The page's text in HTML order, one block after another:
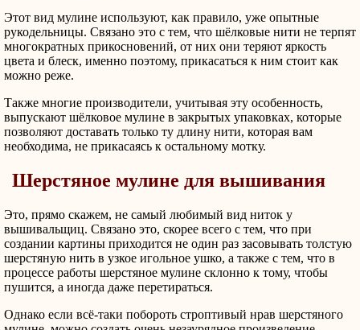
Этот вид мулине используют, как правило, уже опытные
рукодельницы. Связано это с тем, что шёлковые нити не терпят
многократных прикосновений, от них они теряют яркость
цвета и блеск, именно поэтому, прикасаться к ним стоит как
можно реже.
Также многие производители, учитывая эту особенность,
выпускают шёлковое мулине в закрытых упаковках, которые
позволяют доставать только ту длину нити, которая вам
необходима, не прикасаясь к остальному мотку.
Шерстяное мулине для вышивания
Это, прямо скажем, не самый любимый вид ниток у
вышивальщиц. Связано это, скорее всего с тем, что при
создании картины приходится не один раз засовывать толстую
шерстяную нить в узкое игольное ушко, а также с тем, что в
процессе работы шерстяное мулине склонно к тому, чтобы
пушится, а иногда даже перетираться.
Однако если всё-таки побороть строптивый нрав шерстяного